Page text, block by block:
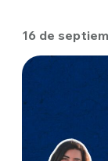
16 de